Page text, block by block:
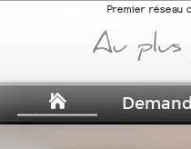
Premier réseau